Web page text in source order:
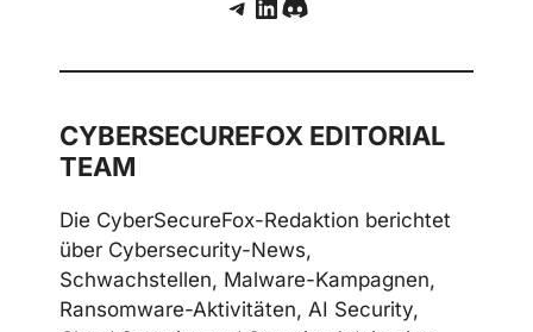
CYBERSECUREFOX EDITORIAL
TEAM
Die CyberSecureFox-Redaktion berichtet